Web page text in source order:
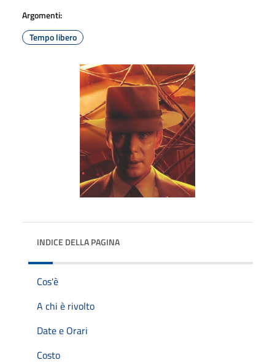
Argomenti:
Tempo libero
INDICE DELLA PAGINA
Cos'è
A chi è rivolto
Date e Orari
Costo